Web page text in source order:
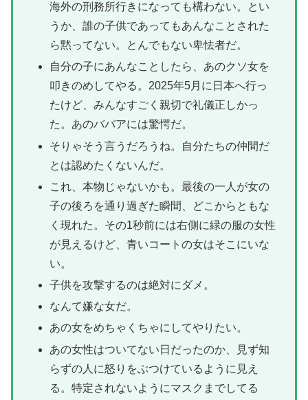
海外の刑務所行きになっても構わない。とい
うか、誰の子供であってもあんなことされた
ら黙ってない。とんでもない卑怯者だ。
自分の子にあんなことしたら、あのクソ女を
叩きのめしてやる。2025年5月に日本へ行っ
たけど、みんなすごく親切で礼儀正しかっ
た。あのババアには驚愕だ。
そりゃそう言うだろうね。自分たちの仲間だ
とは認めたくないんだ。
これ、本物じゃないかも。最後の一人が女の
子の後ろを通り過ぎた瞬間、どこからともな
く現れた。その1秒前には右側に緑の服の女性
が見えるけど、青いコートの女はそこにいな
い。
子供を攻撃するのは絶対にダメ。
なんて嫌な女だ。
あの女をめちゃくちゃにしてやりたい。
あの女性はついてない日だったのか、見ず知
らずの人に怒りをぶつけているように見え
る。特定されないようにマスクまでしてる